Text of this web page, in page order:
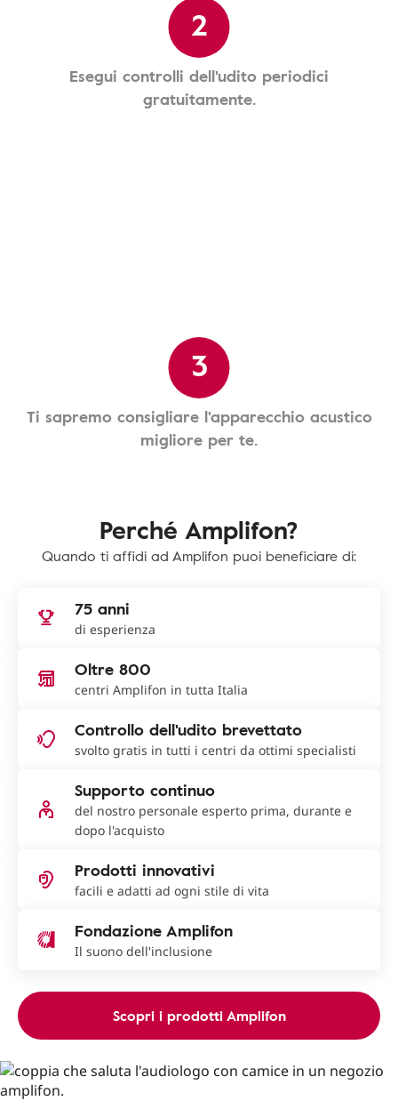
2
Esegui controlli dell'udito periodici
gratuitamente.
3
Ti sapremo consigliare l'apparecchio acustico
migliore per te.
Perché Amplifon?
Quando ti affidi ad Amplifon puoi beneficiare di:
75 anni
di esperienza
Oltre 800
centri Amplifon in tutta Italia
Controllo dell'udito brevettato
svolto gratis in tutti i centri da ottimi specialisti
Supporto continuo
del nostro personale esperto prima, durante e
dopo l'acquisto
Prodotti innovativi
facili e adatti ad ogni stile di vita
Fondazione Amplifon
Il suono dell'inclusione
Scopri i prodotti Amplifon